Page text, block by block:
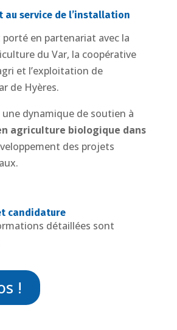
au service de l’installation
en partenariat avec la
du Var, la coopérative
et l’exploitation de
de Hyères.
une dynamique de soutien à
agriculture biologique dans
des projets
candidature
détaillées sont
!